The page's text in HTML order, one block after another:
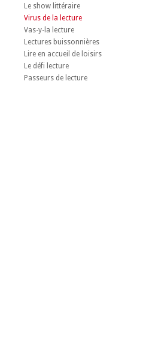
Le show littéraire
Virus de la lecture
Vas-y-la lecture
Lectures buissonnières
Lire en accueil de loisirs
Le défi lecture
Passeurs de lecture